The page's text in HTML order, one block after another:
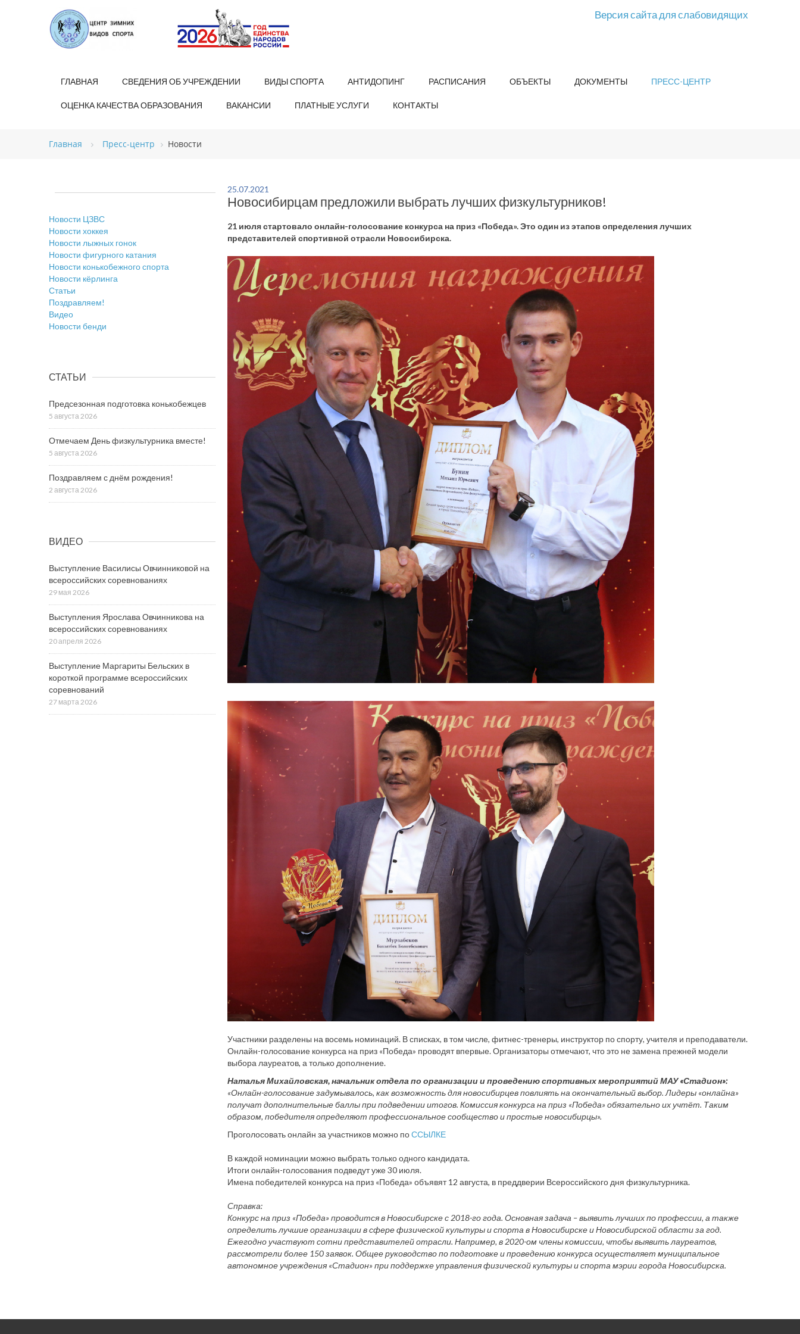
Версия сайта для слабовидящих
ГЛАВНАЯ СВЕДЕНИЯ ОБ УЧРЕЖДЕНИИ ВИДЫ СПОРТА АНТИДОПИНГ РАСПИСАНИЯ ОБЪЕКТЫ ДОКУМЕНТЫ ПРЕСС-ЦЕНТР
ОЦЕНКА КАЧЕСТВА ОБРАЗОВАНИЯ ВАКАНСИИ ПЛАТНЫЕ УСЛУГИ КОНТАКТЫ
Главная Пресс-центр Новости
25.07.2021
Новосибирцам предложили выбрать лучших физкультурников!
21 июля стартовало онлайн-голосование конкурса на приз «Победа». Это один из этапов определения лучших
представителей спортивной отрасли Новосибирска.
Участники разделены на восемь номинаций. В списках, в том числе, фитнес-тренеры, инструктор по спорту, учителя и преподаватели.
Онлайн-голосование конкурса на приз «Победа» проводят впервые. Организаторы отмечают, что это не замена прежней модели
выбора лауреатов, а только дополнение.
Наталья Михайловская, начальник отдела по организации и проведению спортивных мероприятий МАУ «Стадион»:
«Онлайн-голосование задумывалось, как возможность для новосибирцев повлиять на окончательный выбор. Лидеры «онлайна»
получат дополнительные баллы при подведении итогов. Комиссия конкурса на приз «Победа» обязательно их учтёт. Таким
образом, победителя определяют профессиональное сообщество и простые новосибирцы».
Проголосовать онлайн за участников можно поССЫЛКЕ
В каждой номинации можно выбрать только одного кандидата.
Итоги онлайн-голосования подведут уже 30 июля.
Имена победителей конкурса на приз «Победа» объявят 12 августа, в преддверии Всероссийского дня физкультурника.
Справка:
Конкурс на приз «Победа» проводится в Новосибирске с 2018-го года. Основная задача – выявить лучших по профессии, а также
определить лучшие организации в сфере физической культуры и спорта в Новосибирске и Новосибирской области за год.
Ежегодно участвуют сотни представителей отрасли. Например, в 2020-ом члены комиссии, чтобы выявить лауреатов,
рассмотрели более 150 заявок. Общее руководство по подготовке и проведению конкурса осуществляет муниципальное
автономное учреждения «Стадион» при поддержке управления физической культуры и спорта мэрии города Новосибирска.
Новости ЦЗВС
Новости хоккея
Новости лыжных гонок
Новости фигурного катания
Новости конькобежного спорта
Новости кёрлинга
Статьи
Поздравляем!
Видео
Новости бенди
СТАТЬИ
Предсезонная подготовка конькобежцев
5 августа 2026
Отмечаем День физкультурника вместе!
5 августа 2026
Поздравляем с днём рождения!
2 августа 2026
ВИДЕО
Выступление Василисы Овчинниковой на
всероссийских соревнованиях
29 мая 2026
Выступления Ярослава Овчинникова на
всероссийских соревнованиях
20 апреля 2026
Выступление Маргариты Бельских в
короткой программе всероссийских
соревнований
27 марта 2026